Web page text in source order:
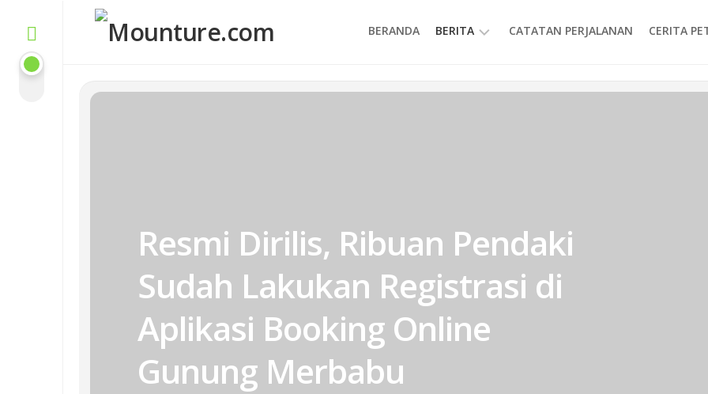
content
BERANDA BERITA CATATAN PERJALANAN CERITA
Resmi Dirilis, Ribuan Pendaki
Sudah Lakukan Registrasi di
Aplikasi Booking Online
Gunung Merbabu